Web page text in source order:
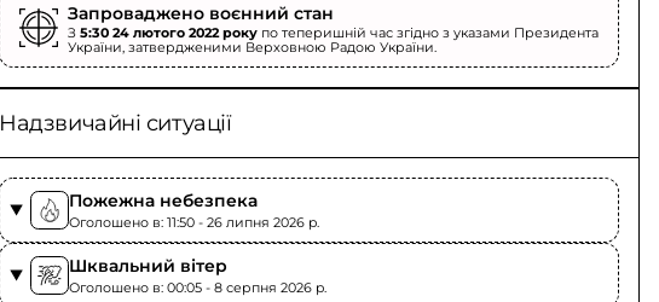
Запроваджено воєнний стан
З5:30 24 лютого 2022 року по теперишній час згідно з указами Президента
України, затвердженими Верховною Радою України.
Надзвичайні ситуації
Пожежна небезпека
Оголошено в: 11:50 - 26 липня 2026 p.
Шквальний вітер
Оголошено в: 00:05 - 8 серпня 2026 p.